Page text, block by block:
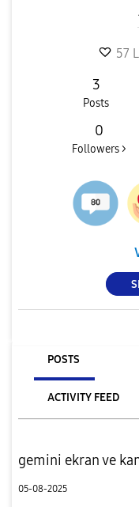
57
3
Posts
0
Followers >
POSTS
ACTIVITY FEED
gemini ekran ve
05-08-2025